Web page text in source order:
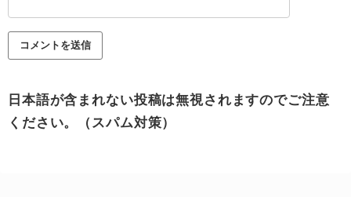
日本語が含まれない投稿は無視されますのでご注意
ください。（スパム対策）